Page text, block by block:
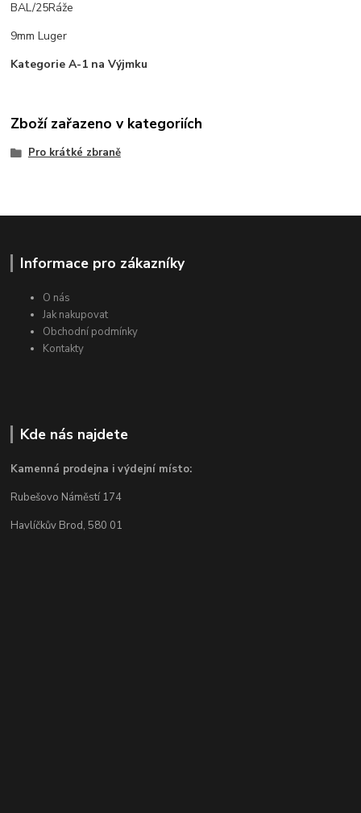
BAL/25Ráže
9mm Luger
Kategorie A-1 na Výjmku
Zboží zařazeno v kategoriích
Pro krátké zbraně
Informace pro zákazníky
O nás
Jak nakupovat
Obchodní podmínky
Kontakty
Kde nás najdete
Kamenná prodejna i výdejní místo:
Rubešovo Náměstí 174
Havlíčkův Brod, 580 01